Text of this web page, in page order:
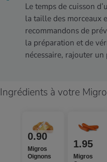
Le temps de cuisson
la taille des morceaux
recommandons de
la préparation et de
nécessaire, rajouter un
Ingrédients à votre
0.90
Migros
Oignons
1.95
Migros